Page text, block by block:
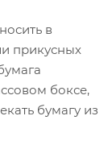
в
прикусных
боксе,
бумагу из